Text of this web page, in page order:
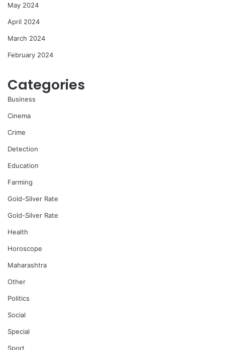
May 2024
April 2024
March 2024
February 2024
Categories
Business
Cinema
Crime
Detection
Education
Farming
Gold-Silver Rate
Gold-Silver Rate
Health
Horoscope
Maharashtra
Other
Politics
Social
Special
Sport